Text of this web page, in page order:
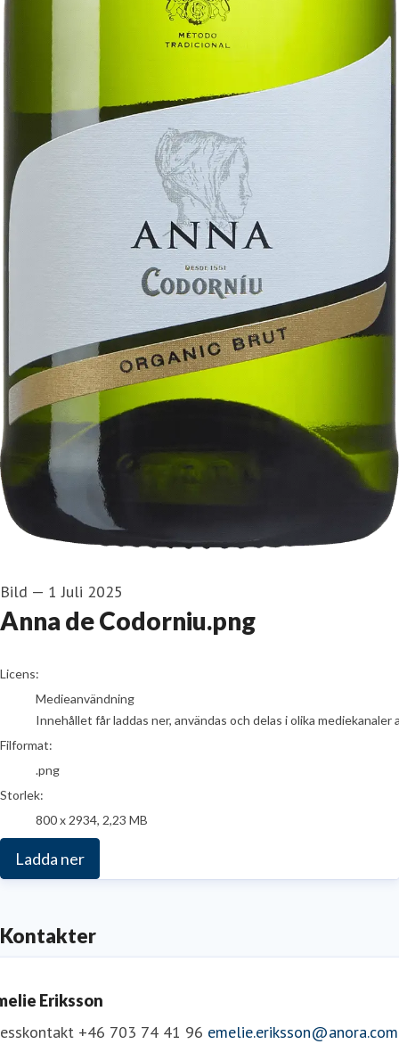
Bild — 1 Juli 2025
Anna de Codorniu.png
go to media item
Licens:
Medieanvändning
Innehållet får laddas ner, användas och delas i olika
Filformat:
.png
Storlek:
800 x 2934, 2,23 MB
Ladda ner
Kontakter
Eriksson
+46 703 74 41 96 emelie.eriksson@anora.com